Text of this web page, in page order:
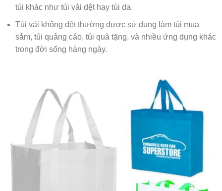
túi khác như túi vải dệt hay túi da.
Túi vải không dệt thường được sử dụng làm túi mua
sắm, túi quảng cáo, túi quà tặng, và nhiều ứng dụng khác
trong đời sống hàng ngày.